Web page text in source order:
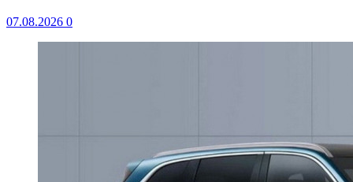
07.08.2026 0